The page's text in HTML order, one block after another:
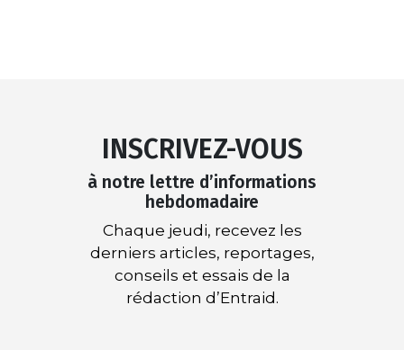
INSCRIVEZ-VOUS
à notre lettre d’informations
hebdomadaire
Chaque jeudi, recevez les
derniers articles, reportages,
conseils et essais de la
rédaction d’Entraid.